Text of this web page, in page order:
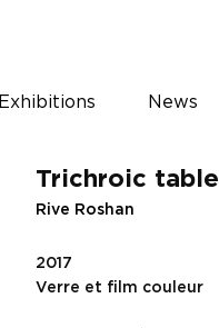
Exhibitions News
Trichroic table
Rive Roshan
2017
Verre et film couleur